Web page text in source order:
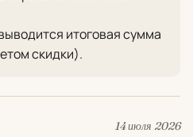
итоговая сумма
скидки).
14 июля 2026